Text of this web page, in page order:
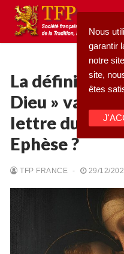
Aller
contenu
Rechercher
:
Accueil
Pétition
Qu’est-ce que la TFP
Médiathèque
La définition
Dieu » va-t-
lettre du
Ephèse ?
TFP FRANCE - 29/12/
Nous
garantir
notre
site,
êtes